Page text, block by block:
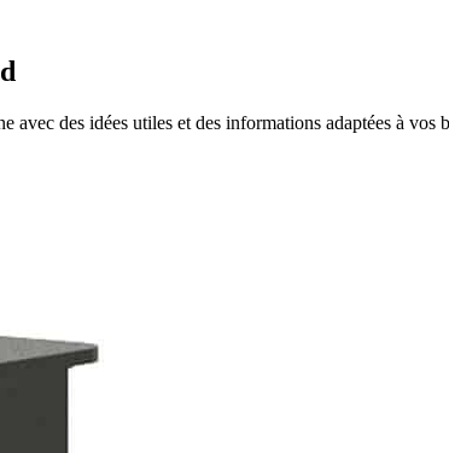
des idées utiles et des informations adaptées à vos